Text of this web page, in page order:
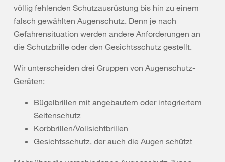
völlig fehlenden Schutzausrüstung bis hin zu einem
falsch gewählten Augenschutz. Denn je nach
Gefahrensituation werden andere Anforderungen an
die Schutzbrille oder den Gesichtsschutz gestellt.
Wir unterscheiden drei Gruppen von Augenschutz-
Geräten:
Bügelbrillen mit angebautem oder integriertem
Seitenschutz
Korbbrillen/Vollsichtbrillen
Gesichtsschutz, der auch die Augen schützt